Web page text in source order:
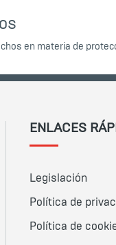
en materia de
ENLACES
Legislación
Política de
Política de